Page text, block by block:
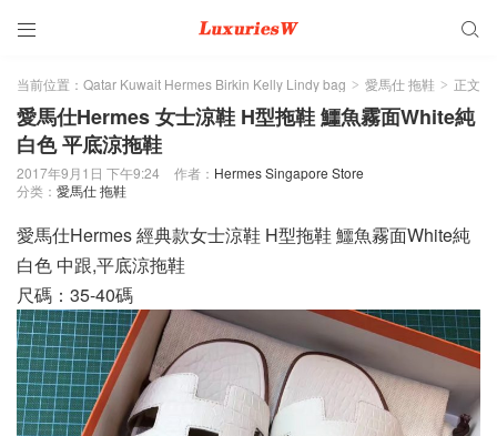
 
当前位置： Qatar Kuwait Hermes Birkin Kelly Lindy bag > 愛馬仕 拖鞋 > 正文
愛馬仕Hermes 女士涼鞋 H型拖鞋 鱷魚霧面White純
白色 平底涼拖鞋
2017年9月1日 下午9:24 作者： Hermes Singapore Store
分类： 愛馬仕 拖鞋
愛馬仕Hermes 經典款女士涼鞋 H型拖鞋 鱷魚霧面White純
白色 中跟,平底涼拖鞋
尺碼：35-40碼